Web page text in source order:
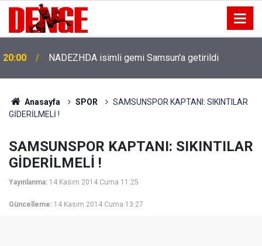
20:00 NADEZHDA isimli gemi Samsun'a getirildi
Anasayfa SPOR
SAMSUNSPOR KAPTANI: SIKINTILAR
GİDERİLMELİ !
SAMSUNSPOR KAPTANI: SIKINTILAR
GİDERİLMELİ !
Yayınlanma: 14 Kasım 2014 Cuma 11:25
Güncelleme: 14 Kasım 2014 Cuma 13:27